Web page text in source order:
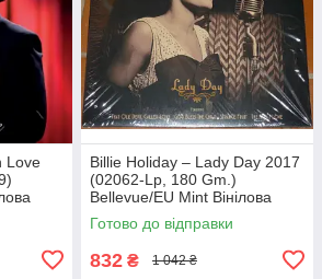
Love
Billie Holiday – Lady Day 2017
(02062-Lp, 180 Gm.)
Bellevue/EU Mint Вінілова
платівка (art.238958)
Готово до відправки
832 ₴ 1 042 ₴